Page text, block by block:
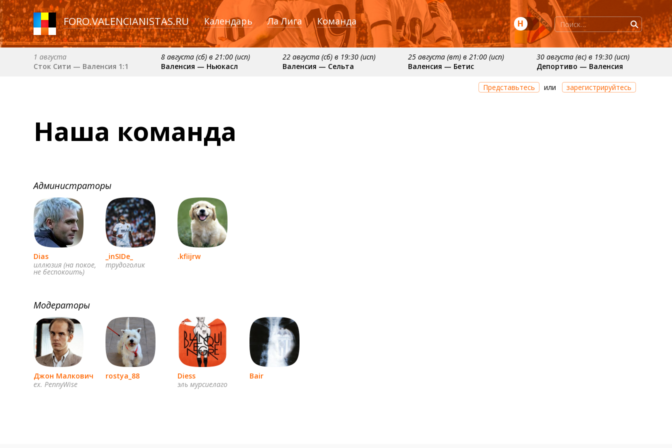
FORO.VALENCIANISTAS.RU Календарь Ла Лига Команда Н
1 августа
Сток Сити — Валенсия 1:1
8 августа (сб) в 21:00 (исп)
Валенсия — Ньюкасл
22 августа (сб) в 19:30 (исп)
Валенсия — Сельта
25 августа (вт) в 21:00 (исп)
Валенсия — Бетис
30 августа (вс) в 19:30 (исп)
Депортиво — Валенсия
примерно 11 октября
Расинг — Валенсия
Валенсия — Атлетик
Представьтесь или зарегистрируйтесь
Наша команда
Администраторы
Dias
иллюзия (на покое,
не беспокоить)
_inSIDe_
трудоголик
.kfiijrw
Модераторы
Джон Малкович
ex. PennyWise
rostya_88
Diess
эль мурсиелаго
Bair